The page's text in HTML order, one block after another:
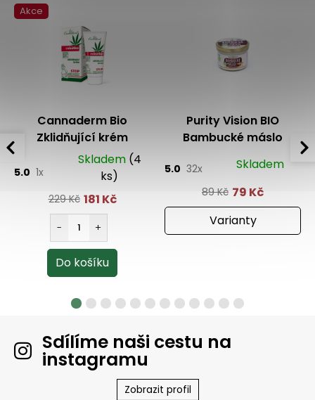
Akce
Cannaderm Bio
Zklidňující krém
Robátko 50 g
5.0 1x
Skladem (4
ks)
229 Kč 181 Kč
Purity Vision BIO
Bambucké máslo
5.0 32x Skladem
89 Kč 79 Kč
Varianty
Sdílíme naši cestu na
instagramu
Zobrazit profil